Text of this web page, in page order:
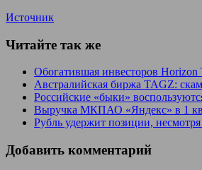
Источник
Читайте так же
Обогатившая инвесторов Horizon
Австралийская биржа TAGZ:
Российские «быки»
Выручка МКПАО «Яндекс» в 1
Рубль удержит позиции,
Добавить комментарий